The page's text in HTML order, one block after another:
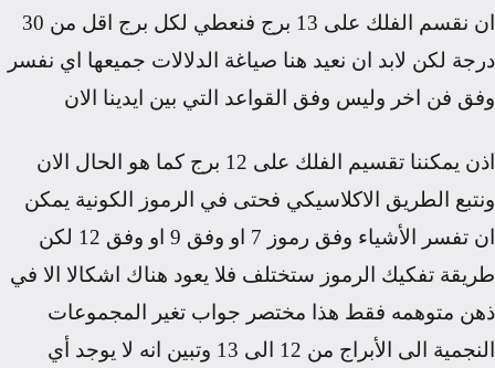
ان نقسم الفلك على 13 برج فنعطي لكل برج اقل من 30
درجة لكن لابد ان نعيد هنا صياغة الدلالات جميعها اي نفسر
وفق فن اخر وليس وفق القواعد التي بين ايدينا الان
اذن يمكننا تقسيم الفلك على 12 برج كما هو الحال الان
ونتبع الطريق الاكلاسيكي فحتى في الرموز الكونية يمكن
ان تفسر الأشياء وفق رموز 7 او وفق 9 او وفق 12 لكن
طريقة تفكيك الرموز ستختلف فلا يعود هناك اشكالا الا في
ذهن متوهمه فقط هذا مختصر جواب تغير المجموعات
النجمية الى الأبراج من 12 الى 13 وتبين انه لا يوجد أي